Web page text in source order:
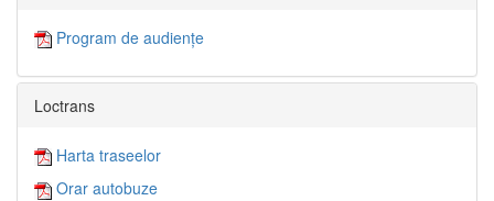
Program de audiențe
Loctrans
Harta traseelor
Orar autobuze